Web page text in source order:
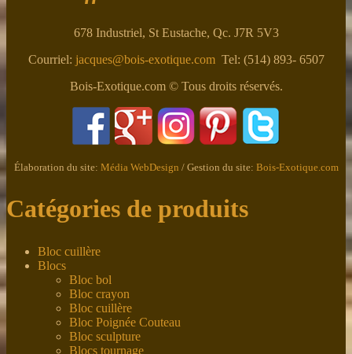
678 Industriel, St Eustache, Qc. J7R 5V3
Courriel: jacques@bois-exotique.comTel: (514) 893- 6507
Bois-Exotique.com © Tous droits réservés.
Élaboration du site: Média WebDesign / Gestion du site: Bois-Exotique.com
Catégories de produits
Bloc cuillère
Blocs
Bloc bol
Bloc crayon
Bloc cuillère
Bloc Poignée Couteau
Bloc sculpture
Blocs tournage